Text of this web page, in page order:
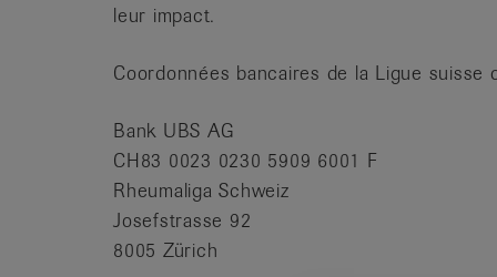
leur impact.
Coordonnées bancaires de la Ligue suisse
Bank UBS AG
CH83 0023 0230 5909 6001 F
Rheumaliga Schweiz
Josefstrasse 92
8005 Zürich